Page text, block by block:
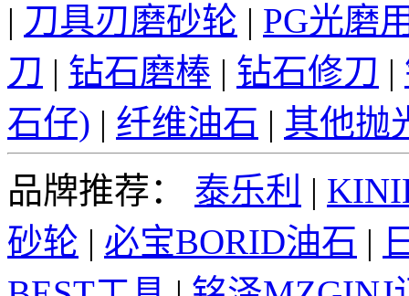
| 刀具刃磨砂轮 | PG光磨
刀 | 钻石磨棒 | 钻石修刀 |
石仔) | 纤维油石 | 其他抛
品牌推荐：
泰乐利 |
砂轮 | 必宝BORID油石 |